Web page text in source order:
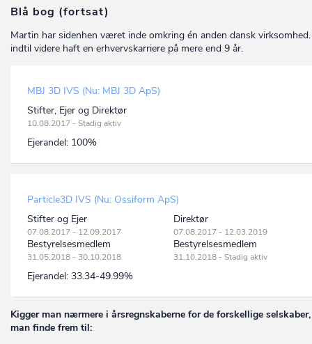
Blå bog (fortsat)
Martin har sidenhen været inde omkring én anden dansk
indtil videre haft en erhvervskarriere på mere end 9 år.
MBJ 3D IVS (Nu: MBJ 3D ApS)
Stifter, Ejer og Direktør
10.08.2017 - Stadig aktiv
Ejerandel: 100%
Particle3D IVS (Nu: Ossiform ApS)
Stifter og Ejer
07.08.2017 - 12.09.2017
Direktør
07.08.2017 - 12.03.2019
Bestyrelsesmedlem
31.05.2018 - 30.10.2018
Bestyrelsesmedlem
31.10.2018 - Stadig aktiv
Ejerandel: 33.34-49.99%
Kigger man nærmere i årsregnskaberne for de forskellige
man finde frem til: